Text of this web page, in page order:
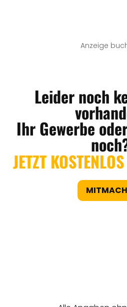
Anzeige
Leider noch
Ihr Gewerbe
JETZT